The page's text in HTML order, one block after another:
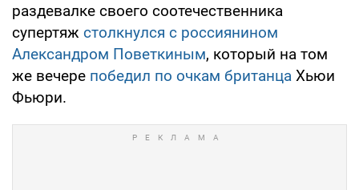
раздевалке своего соотечественника
супертяж столкнулся с россиянином
Александром Поветкиным, который на том
же вечере победил по очкам британца Хьюи
Фьюри.